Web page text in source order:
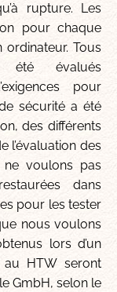
rupture. Les
pour chaque
Tous
été évalués
pour
sécurité a été
des différents
l’évaluation des
ne voulons pas
dans
pour les tester
nous voulons
lors d’un
au HTW seront
GmbH, selon le